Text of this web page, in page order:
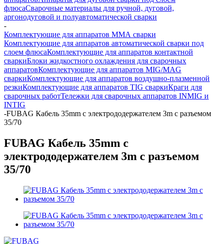
флюсаСварочные материалы для ручной, дуговой,
аргонодуговой и полуавтоматической сварки
-
Комплектующие для аппаратов ММА сварки
Комплектующие для аппаратов автоматической сварки под
слоем флюсаКомплектующие для аппаратов контактной
сваркиБлоки жидкостного охлаждения для сварочных
аппаратовКомплектующие для аппаратов MIG/MAG
сваркиКомплектующие для аппаратов воздушно-плазменной
резкиКомплектующие для аппаратов TIG сваркиКраги для
сварочных работТележки для сварочных аппаратов INMIG и
INTIG
-FUBAG Кабель 35mm с электрододержателем 3m с разъемом
35/70
FUBAG Кабель 35mm с
электрододержателем 3m с разъемом
35/70